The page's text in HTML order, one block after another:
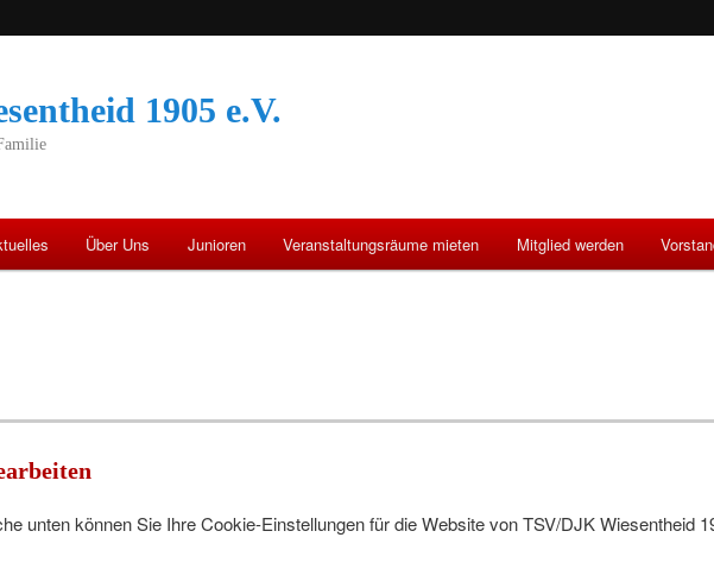
1905 e.V.
Über Uns Junioren Veranstaltungsräume mieten Mitglied werden
unten können Sie Ihre Cookie-Einstellungen für die Website von TSV/DJK Wiesentheid